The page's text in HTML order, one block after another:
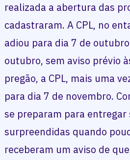
realizada a abertura das
cadastraram. A CPL, no
adiou para dia 7 de
outubro, sem aviso prévio
pregão, a CPL, mais uma
para dia 7 de novembro.
se preparam para
surpreendidas quando
receberam um aviso de